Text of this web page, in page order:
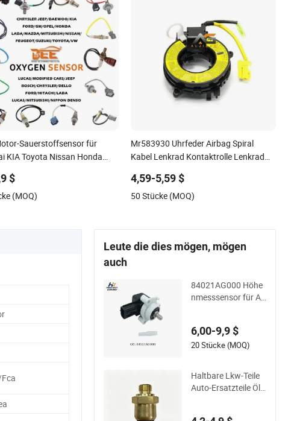
Sauerstoffsensor für
KIA Toyota Nissan Honda
$
(MOQ)
Mr583930 Uhrfeder Airbag Spiral
Kabel Lenkrad Kontaktrolle Lenkrad
Feder für japanische Autoteile
4,59-5,59 $
50 Stücke (MOQ)
Leute die dies mögen, mögen
auch
84021AG000 Höhe
nmesssensor für Au
6,00-9,9 $
20 Stücke (MOQ)
Haltbare Lkw-Teile
Auto-Ersatzteile Öld